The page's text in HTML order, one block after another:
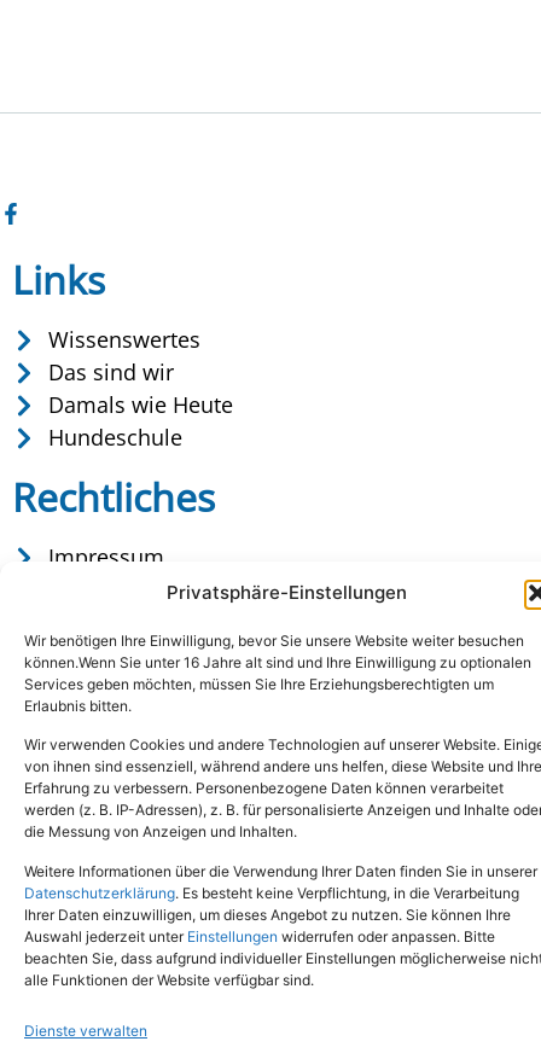
Privatsphäre-Einstellungen
Wir benötigen Ihre Einwilligung, bevor Sie unsere Website weiter besuchen
können.Wenn Sie unter 16 Jahre alt sind und Ihre Einwilligung zu optionalen
Services geben möchten, müssen Sie Ihre Erziehungsberechtigten um
Erlaubnis bitten.
Wir verwenden Cookies und andere Technologien auf unserer Website.
von ihnen sind essenziell, während andere uns helfen, diese Website und Ihre
Erfahrung zu verbessern. Personenbezogene Daten können verarbeitet
werden (z. B. IP-Adressen), z. B. für personalisierte Anzeigen und Inhalte
die Messung von Anzeigen und Inhalten.
Weitere Informationen über die Verwendung Ihrer Daten finden Sie in unserer
Datenschutzerklärung. Es besteht keine Verpflichtung, in die Verarbeitung
Ihrer Daten einzuwilligen, um dieses Angebot zu nutzen. Sie können Ihre
Auswahl jederzeit unter Einstellungen widerrufen oder anpassen. Bitte
beachten Sie, dass aufgrund individueller Einstellungen möglicherweise
alle Funktionen der Website verfügbar sind.
Dienste verwalten
Links
Wissenswertes
Das sind wir
Damals wie Heute
Hundeschule
Rechtliches
Impressum
Datenschutz
Copyright © 2024. Alle Rechte vorbehalten.
Tel.: (02651) - 77438info@tierheim-mayen.de
In der Pluns 1, 56727 Mayen